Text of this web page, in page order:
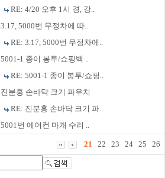
RE: 4/20 오후 1시 경, 강..
3.17, 5000번 무정차에 따..
RE: 3.17, 5000번 무정차에..
5001-1 종이 봉투/쇼핑백 ..
RE: 5001-1 종이 봉투/쇼핑..
진분홍 손바닥 크기 파우치
RE: 진분홍 손바닥 크기 파..
5001번 에어컨 마개 수리 ..
21 22 23 24 25 26